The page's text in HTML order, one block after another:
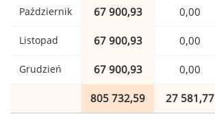
Październik 67 900,93 0,00
Listopad 67 900,93 0,00
Grudzień 67 900,93 0,00
805 732,59 27 581,77